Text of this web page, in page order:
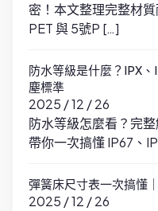
密！本文整理完整材
PET 與 5號P […]
防水等級是什麼？IPX
塵標準
2025 / 12 / 26
防水等級怎麼看？完整
帶你一次搞懂 IP67、
彈簧床尺寸表一次搞懂
2025 / 12 / 26